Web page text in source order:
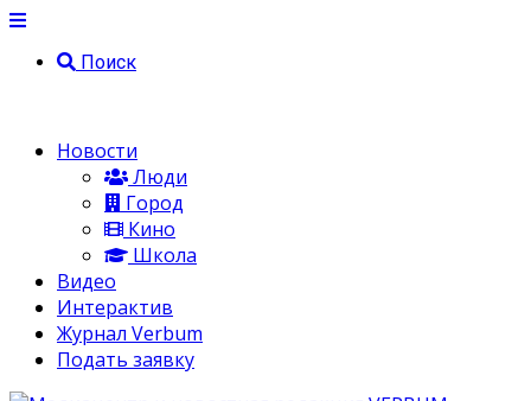
Поиск
Новости
Люди
Город
Кино
Школа
Видео
Интерактив
Журнал Verbum
Подать заявку